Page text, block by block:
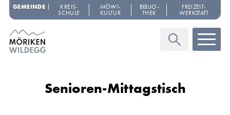
Navigieren in Möriken-Wildegg
Schnellnavigation
GEMEINDE KREIS­
SCHULE
MÖWI­
KULTUR
BIBLIO­
THEK
FREIZEIT­
WERKSTATT
Suche
Senioren-Mittagstisch